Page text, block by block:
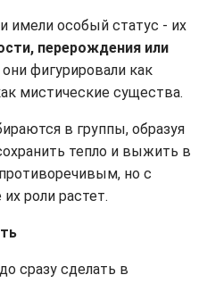
имели особый статус - их
перерождения или
фигурировали как
мистические существа.
в группы, образуя
тепло и выжить в
но с
роли растет.
сразу сделать в